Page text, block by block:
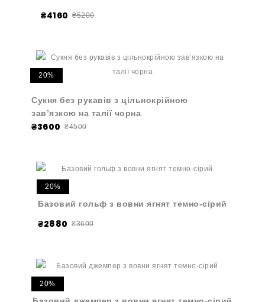
₴4160 ₴5200
20%
Сукня без рукавів з цільнокрійною
зав’язкою на талії чорна
₴3600 ₴4500
20%
Базовий гольф з вовни ягнят темно-сірий
₴2880 ₴3600
20%